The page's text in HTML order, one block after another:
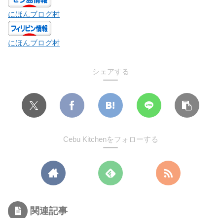
にほんブログ村
にほんブログ村
シェアする
Cebu Kitchenをフォローする
関連記事